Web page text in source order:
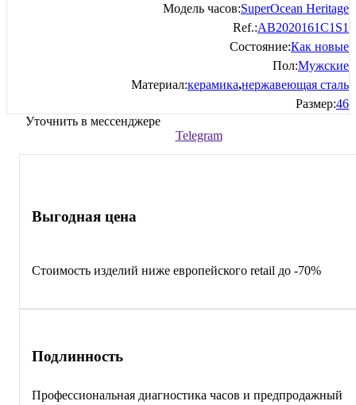
Модель часов:SuperOcean Heritage
Ref.:AB2020161C1S1
Состояние:Как новые
Пол:Мужские
Материал:керамика,нержавеющая сталь
Размер:46
Уточнить в мессенджере
Telegram
Выгодная цена
Стоимость изделий ниже европейского retail до -70%
Подлинность
Профессиональная диагностика часов и предпродажный